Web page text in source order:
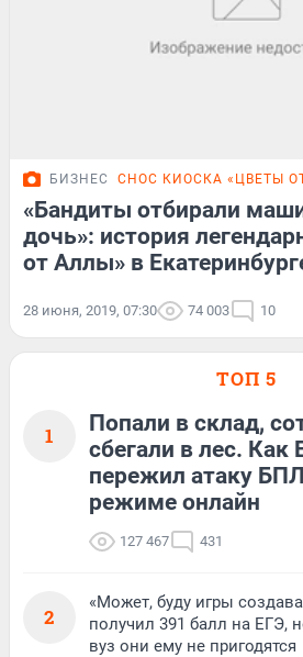
БИЗНЕС СНОС КИОСКА «ЦВЕТЫ
«Бандиты отбирали
дочь»: история
от Аллы» в
28 июня, 2019, 07:30 74 003 10
ТОП 5
1
Попали в склад,
сбегали в лес. Как
пережил атаку
режиме онлайн
127 467 431
2
«Может, буду игры
получил 391 балл на ЕГЭ,
вуз они ему не пригодятся